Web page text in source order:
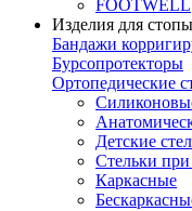
FOOTWELL
Изделия для стопы
Бандажи
Бурсопротекторы
Ортопедические
Детские
Стельки
Каркасные